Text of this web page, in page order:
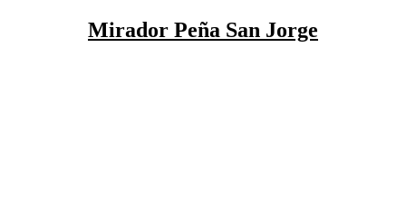
Mirador Peña San Jorge